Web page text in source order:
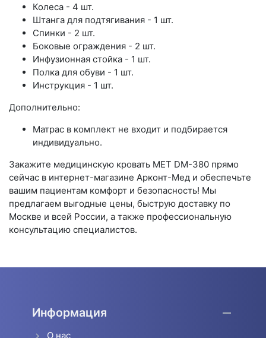
Колеса - 4 шт.
Штанга для подтягивания - 1 шт.
Спинки - 2 шт.
Боковые ограждения - 2 шт.
Инфузионная стойка - 1 шт.
Полка для обуви - 1 шт.
Инструкция - 1 шт.
Дополнительно:
Матрас в комплект не входит и подбирается
индивидуально.
Закажите медицинскую кровать MET DM-380 прямо
сейчас в интернет-магазине Арконт-Мед и обеспечьте
вашим пациентам комфорт и безопасность! Мы
предлагаем выгодные цены, быструю доставку по
Москве и всей России, а также профессиональную
консультацию специалистов.
Информация
О нас